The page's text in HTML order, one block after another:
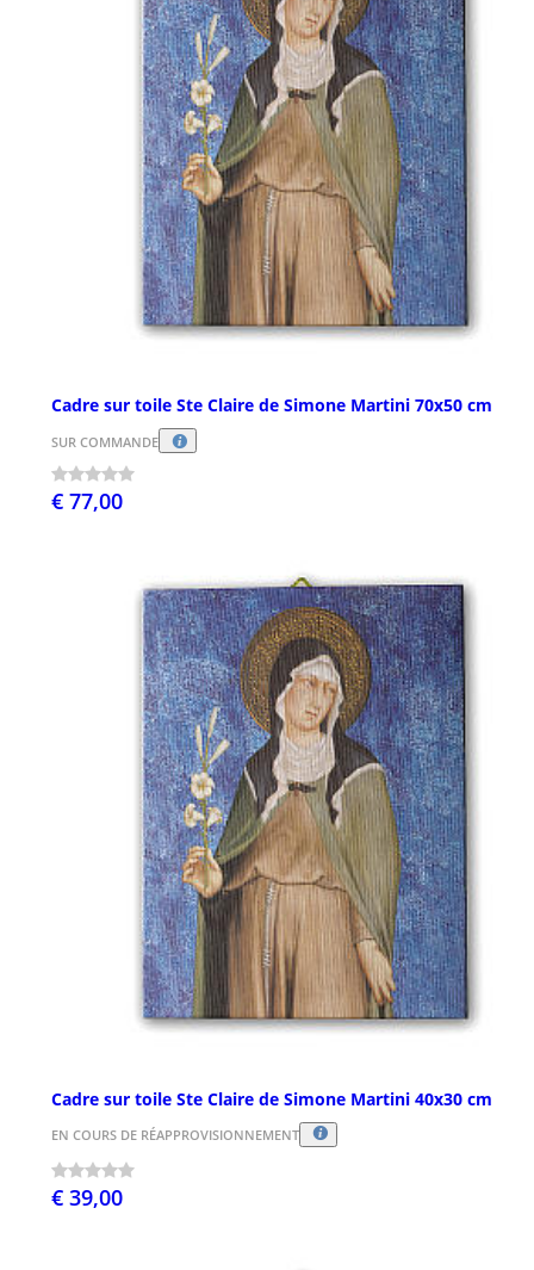
Cadre sur toile Ste Claire de Simone Martini 70x50 cm
SUR COMMANDE
€ 77,00
Cadre sur toile Ste Claire de Simone Martini 40x30 cm
EN COURS DE RÉAPPROVISIONNEMENT
€ 39,00